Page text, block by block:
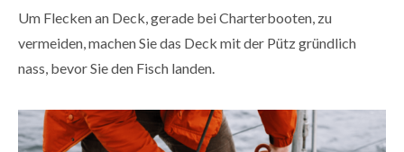
Um Flecken an Deck, gerade bei Charterbooten, zu
vermeiden, machen Sie das Deck mit der Pütz gründlich
nass, bevor Sie den Fisch landen.